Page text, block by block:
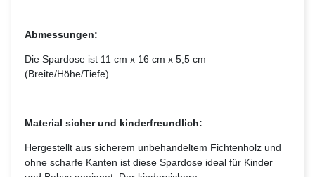
Abmessungen:
Die Spardose ist 11 cm x 16 cm x 5,5 cm
(Breite/Höhe/Tiefe).
Material sicher und kinderfreundlich:
Hergestellt aus sicherem unbehandeltem Fichtenholz und
ohne scharfe Kanten ist diese Spardose ideal für Kinder